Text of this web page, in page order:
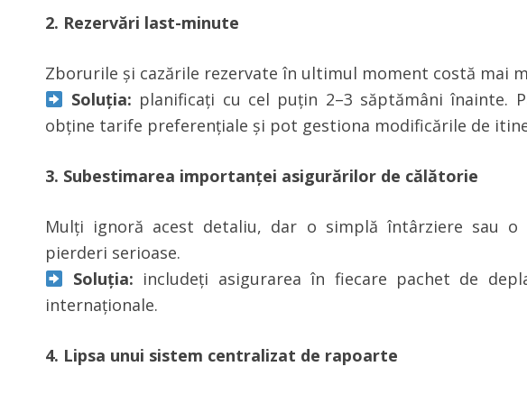
2. Rezervări last-minute
Zborurile și cazările rezervate în ultimul moment costă mai
Soluția: planificați cu cel puțin 2–3 săptămâni înainte.
obține tarife preferențiale și pot gestiona modificările de
3. Subestimarea importanței asigurărilor de călătorie
Mulți ignoră acest detaliu, dar o simplă întârziere sau o
pierderi serioase.
Soluția: includeți asigurarea în fiecare pachet de
internaționale.
4. Lipsa unui sistem centralizat de rapoarte